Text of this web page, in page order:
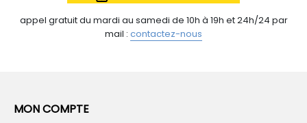
appel gratuit du mardi au samedi de 10h à 19h et 24h/24 par
mail : contactez-nous
MON COMPTE